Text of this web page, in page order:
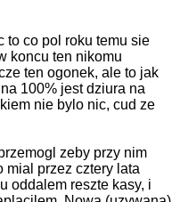
to co pol roku temu sie
koncu ten nikomu
ten ogonek, ale to jak
100% jest dziura na
nie bylo nic, cud ze
zeby przy nim
mial przez cztery lata
oddalem reszte kasy, i